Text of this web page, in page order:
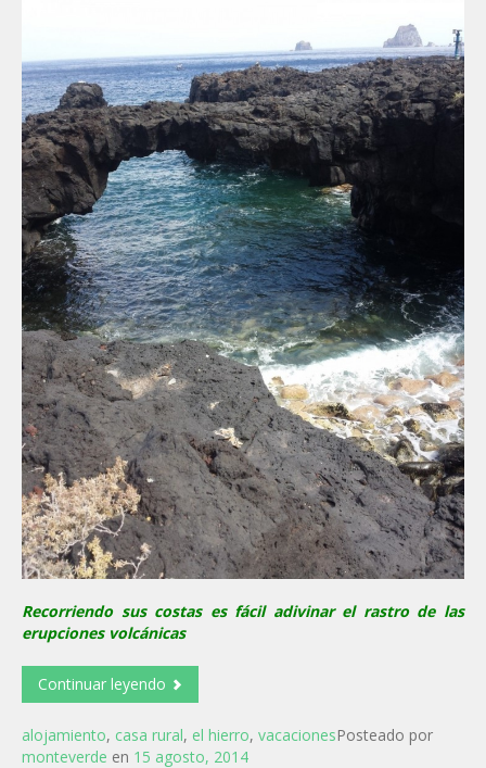
Recorriendo sus costas es fácil adivinar el rastro de las
erupciones volcánicas
Continuar leyendo
alojamiento, casa rural, el hierro, vacacionesPosteado por
monteverde en 15 agosto, 2014